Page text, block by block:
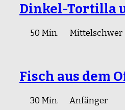
Dinkel-Tortilla
50 Min. Mittelschwer
Fisch aus dem
30 Min. Anfänger